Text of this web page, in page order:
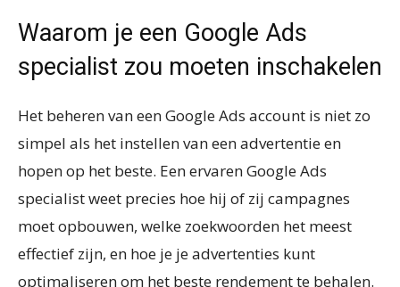
Waarom je een Google Ads
specialist zou moeten inschakelen
Het beheren van een Google Ads account is niet zo
simpel als het instellen van een advertentie en
hopen op het beste. Een ervaren Google Ads
specialist weet precies hoe hij of zij campagnes
moet opbouwen, welke zoekwoorden het meest
effectief zijn, en hoe je je advertenties kunt
optimaliseren om het beste rendement te behalen.